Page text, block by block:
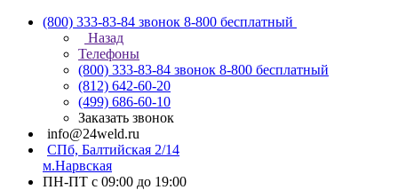
(800) 333-83-84 звонок 8-800 бесплатный
Назад
Телефоны
(800) 333-83-84 звонок 8-800 бесплатный
(812) 642-60-20
(499) 686-60-10
Заказать звонок
info@24weld.ru
СПб, Балтийская 2/14
м.Нарвская
ПН-ПТ с 09:00 до 19:00